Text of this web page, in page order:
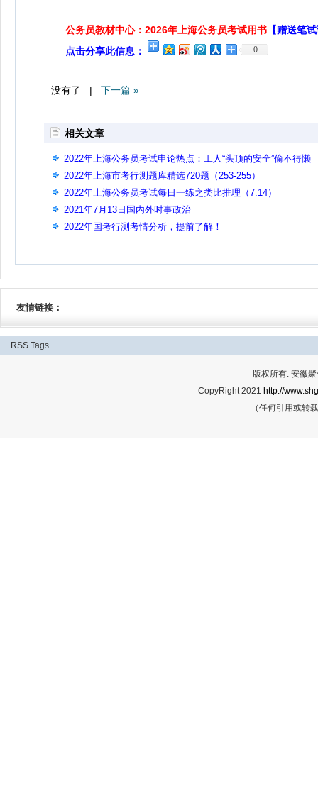
公务员教材中心：2026年上海公务员考试用书 【赠送笔
点击分享此信息：
0
没有了 | 下一篇 »
相关文章
2022年上海公务员考试申论热点：工人“头顶的安全”偷不得懒
2022年上海市考行测题库精选720题（253-255）
2022年上海公务员考试每日一练之类比推理（7.14）
2021年7月13日国内外时事政治
2022年国考行测考情分析，提前了解！
友情链接：
RSS Tags
版权所有: 安徽
CopyRight 2021 http://
（任何引用或转